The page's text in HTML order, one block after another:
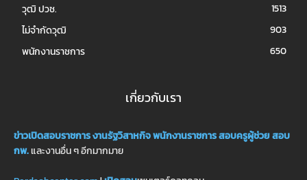
วุฒิ ปวช.
1513
ไม่จำกัดวุฒิ
903
พนักงานราชการ
650
เกี่ยวกับเรา
ข่าวเปิดสอบราชการงานรัฐวิสาหกิจพนักงานราชการสอบครูผู้ช่วยสอบ
กพ.และงานอื่น ๆ อีกมากมาย